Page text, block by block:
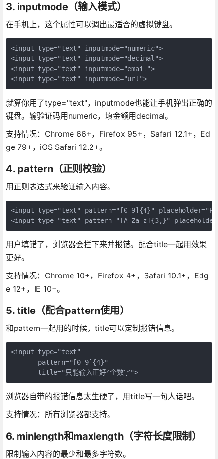
3. inputmode（输入模式）
在手机上，这个属性可以调出最适合的虚拟键盘。
<input type="text" inputmode="numeric">
<input type="text" inputmode="decimal">
<input type="text" inputmode="email">
<input type="text" inputmode="url">
就算你用了type="text"，inputmode也能让手机弹出正确的
键盘。输验证码用numeric，填金额用decimal。
支持情况：Chrome 66+，Firefox 95+，Safari 12.1+，Ed
ge 79+，iOS Safari 12.2+。
4. pattern（正则校验）
用正则表达式来验证输入内容。
<input type="text" pattern="[0-9]{4}"
<input type="text" pattern="[A-Za-z]{3,}"
用户填错了，浏览器会拦下来并报错。配合title一起用效果
更好。
支持情况：Chrome 10+，Firefox 4+，Safari 10.1+，Edg
e 12+，IE 10+。
5. title（配合pattern使用）
和pattern一起用的时候，title可以定制报错信息。
<input type="text"
       pattern="[0-9]{4}"
       title="只能输入正好4个数字">
浏览器自带的报错信息太生硬了，用title写一句人话吧。
支持情况：所有浏览器都支持。
6. minlength和maxlength（字符长度限制）
限制输入内容的最少和最多字符数。